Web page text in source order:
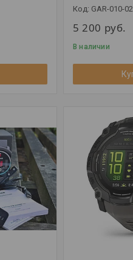
GAR-010-
5 200 руб.
В наличии